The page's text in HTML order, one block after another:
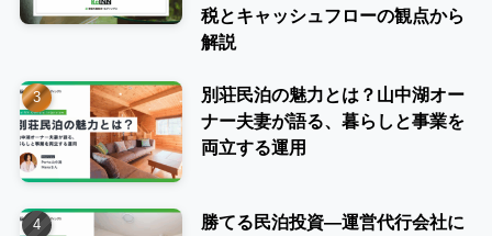
税とキャッシュフローの観点から
解説
別荘民泊の魅力とは？山中湖オー
ナー夫妻が語る、暮らしと事業を
両立する運用
勝てる民泊投資―運営代行会社に